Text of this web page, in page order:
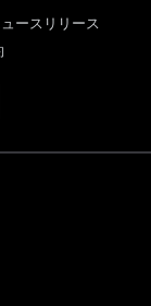
ュースリリース